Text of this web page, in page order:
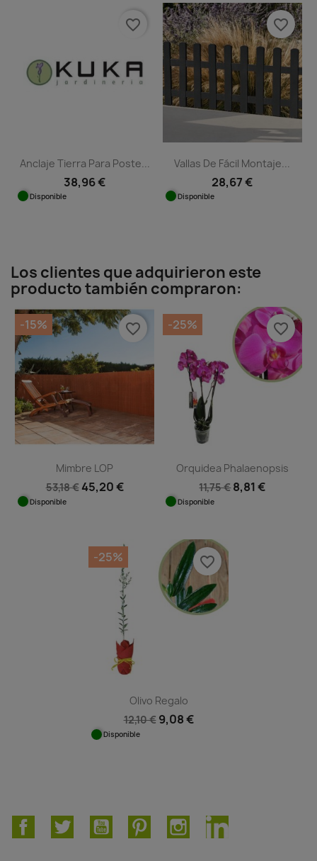
Anclaje Tierra Para Poste...
38,96 €
Disponible
favorite_border
Vallas De Fácil Montaje...
28,67 €
Disponible
favorite_border
Los clientes que adquirieron este
producto también compraron:
Mimbre LOP
53,18 € 45,20 €
Disponible
-15% favorite_border
Orquidea Phalaenopsis
11,75 €8,81 €
Disponible
-25% favorite_border
Olivo Regalo
12,10 € 9,08 €
Disponible
-25% favorite_border
FacebookTwitter YouTube PinterestInstagramLinkedIn